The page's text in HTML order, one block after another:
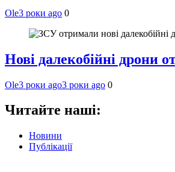
Ole3 роки ago 0
Нові далекобійні дрони
Ole3 роки ago3 роки ago 0
Читайте наші:
Новини
Публікації